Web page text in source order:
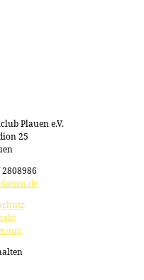
Plauen e.V.
25
2808986